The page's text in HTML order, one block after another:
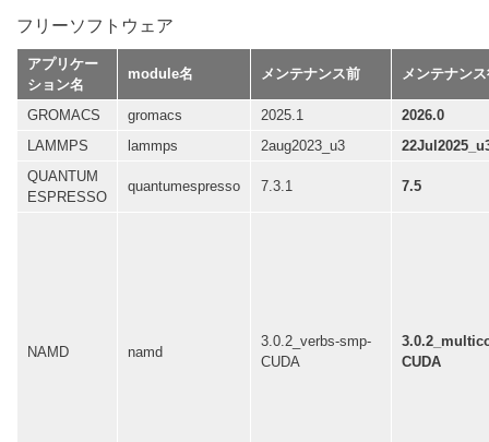
フリーソフトウェア
アプリケー
ション名
module名 メンテナンス前 メンテナン
GROMACS gromacs 2025.1
2026.0
LAMMPS
lammps 2aug2023_u3
QUANTUM
ESPRESSO
quantumespresso 7.3.1 7.5
NAMD namd
3.0.2_verbs-smp-
CUDA
CUDA